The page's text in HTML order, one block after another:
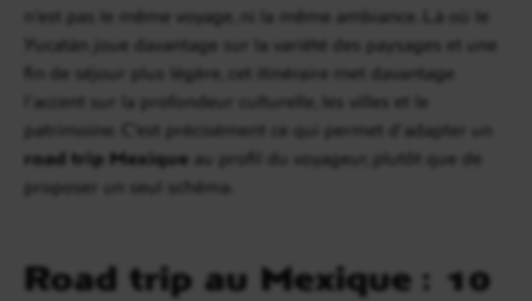
n’est pas le même voyage, ni la même ambiance. Là où le
Yucatán joue davantage sur la variété des paysages et une
fin de séjour plus légère, cet itinéraire met davantage
l’accent sur la profondeur culturelle, les villes et le
patrimoine. C’est précisément ce qui permet d’adapter un
road trip Mexique au profil du voyageur, plutôt que de
proposer un seul schéma.
Road trip au Mexique : 10